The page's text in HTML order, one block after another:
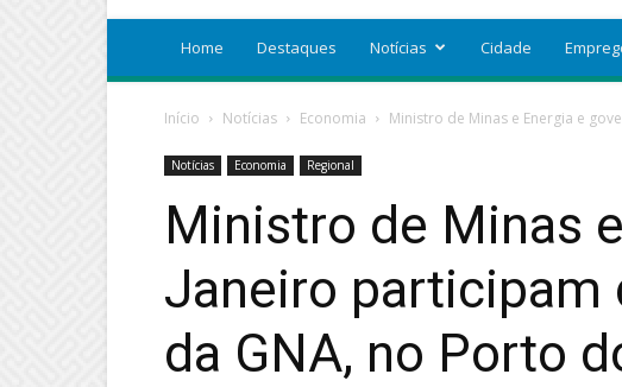
Home Destaques Notícias Cidade
Início Notícias Economia Ministro de Minas e Energia e
Notícias Economia Regional
Ministro de Minas
Janeiro participam
da GNA, no Porto